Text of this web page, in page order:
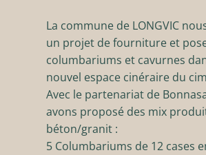
La commune de LONGVIC
un projet de fourniture et
columbariums et cavurnes
nouvel espace cinéraire du
Avec le partenariat de
avons proposé des mix
béton/granit :
5 Columbariums de 12 cases